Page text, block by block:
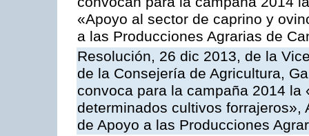
«Apoyo al sector de caprino y
a las Producciones Agrarias de
Resolución, 26 dic 2013, de la
de la Consejería de Agricultura,
convoca para la campaña 2014 la
determinados cultivos forrajeros»,
de Apoyo a las Producciones